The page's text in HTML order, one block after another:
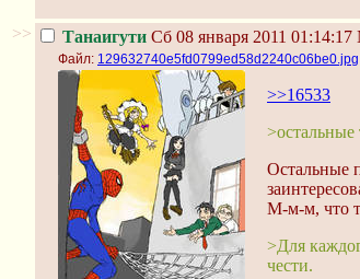
>> Танаигути Сб 08 января 2011 01:14:17
Файл: 129632740e5fd0799ed58d2240c06be0.jpg
>>16533
>остальные
Остальные
М-м-м, что
>Для
чести.